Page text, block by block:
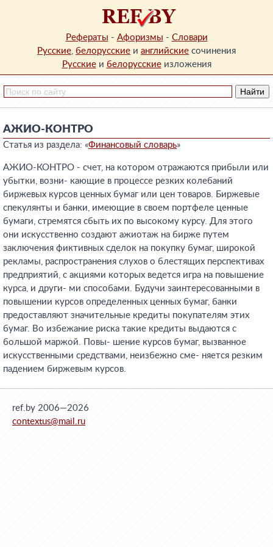
Рефераты - Афоризмы - Словари
Русские, белорусские и английские сочинения
Русскиеи белорусскиеизложения
АЖИО-КОНТРО
Статья из раздела: «Финансовый словарь»
АЖИО-КОНТРО - счет, на котором отражаются прибыли или
убытки, возни- кающие в процессе резких колебаний
биржевых курсов ценных бумаг или цен товаров. Биржевые
спекулянты и банки, имеющие в своем портфеле ценные
бумаги, стремятся сбыть их по высокому курсу. Для этого
они искусственно создают ажиотаж на бирже путем
заключения фиктивных сделок на покупку бумаг, широкой
рекламы, распространения слухов о блестящих перспективах
предприятий, с акциями которых ведется игра на повышение
курса, и други- ми способами. Будучи заинтересованными в
повышении курсов определенных ценных бумаг, банки
предоставляют значительные кредиты покупателям этих
бумаг. Во избежание риска такие кредиты выдаются с
большой маржой. Повы- шение курсов бумаг, вызванное
искусственными средствами, неизбежно сме- няется резким
падением биржевым курсов.
ref.by 2006—2026
contextus@mail.ru